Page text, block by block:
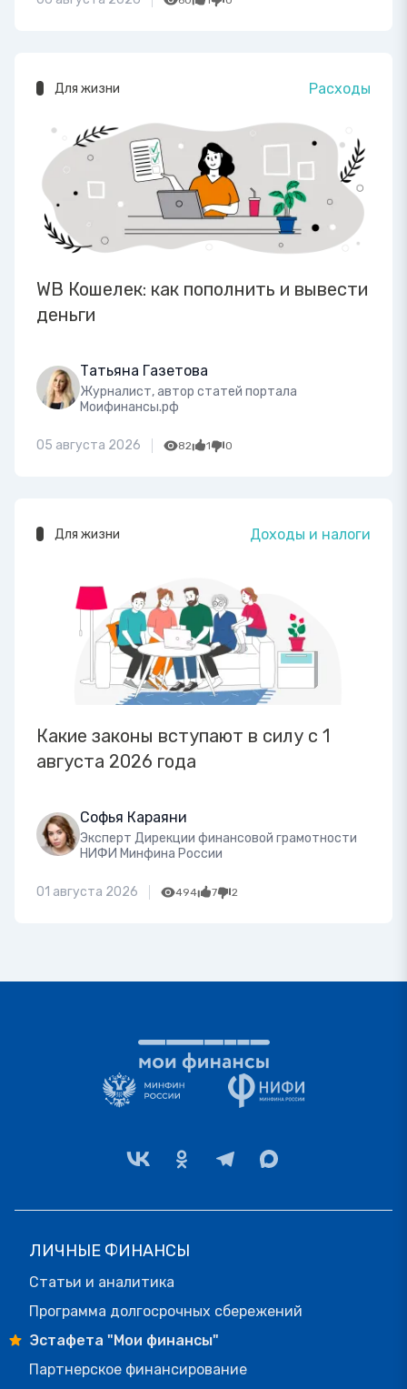
Для жизни Расходы
WB Кошелек: как пополнить и вывести
деньги
Татьяна Газетова
Журналист, автор статей портала
Моифинансы.рф
05 августа 2026 82 1 0
Для жизни Доходы и налоги
Какие законы вступают в силу с 1
августа 2026 года
Софья Караяни
Эксперт Дирекции финансовой грамотности
НИФИ Минфина России
01 августа 2026 494 7 2
ЛИЧНЫЕ ФИНАНСЫ
Статьи и аналитика
Программа долгосрочных сбережений
Эстафета "Мои финансы"
Партнерское финансирование